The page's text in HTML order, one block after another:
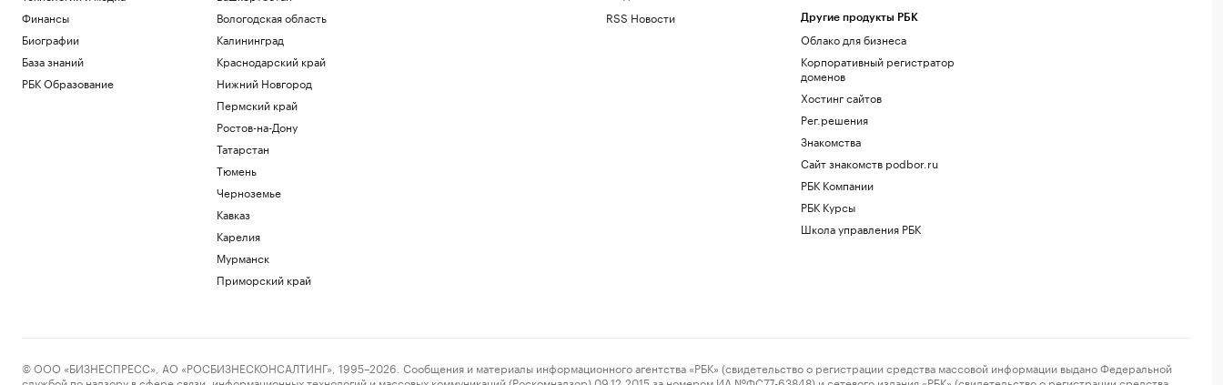
Финансы
Биографии
База знаний
РБК Образование
Вологодская область
Калининград
Краснодарский край
Нижний Новгород
Пермский край
Ростов-на-Дону
Татарстан
Тюмень
Черноземье
Кавказ
Карелия
Мурманск
Приморский край
RSS Новости Другие продукты РБК
Облако для бизнеса
Корпоративный регистратор
доменов
Хостинг сайтов
Рег.решения
Знакомства
Сайт знакомств podbor.ru
РБК Компании
РБК Курсы
Школа управления РБК
© ООО «БИЗНЕСПРЕСС», АО «РОСБИЗНЕСКОНСАЛТИНГ», 1995–2026. Сообщения и материалы информационного агентства «РБК» (свидетельство о регистрации средства массовой информации выдано Федеральной